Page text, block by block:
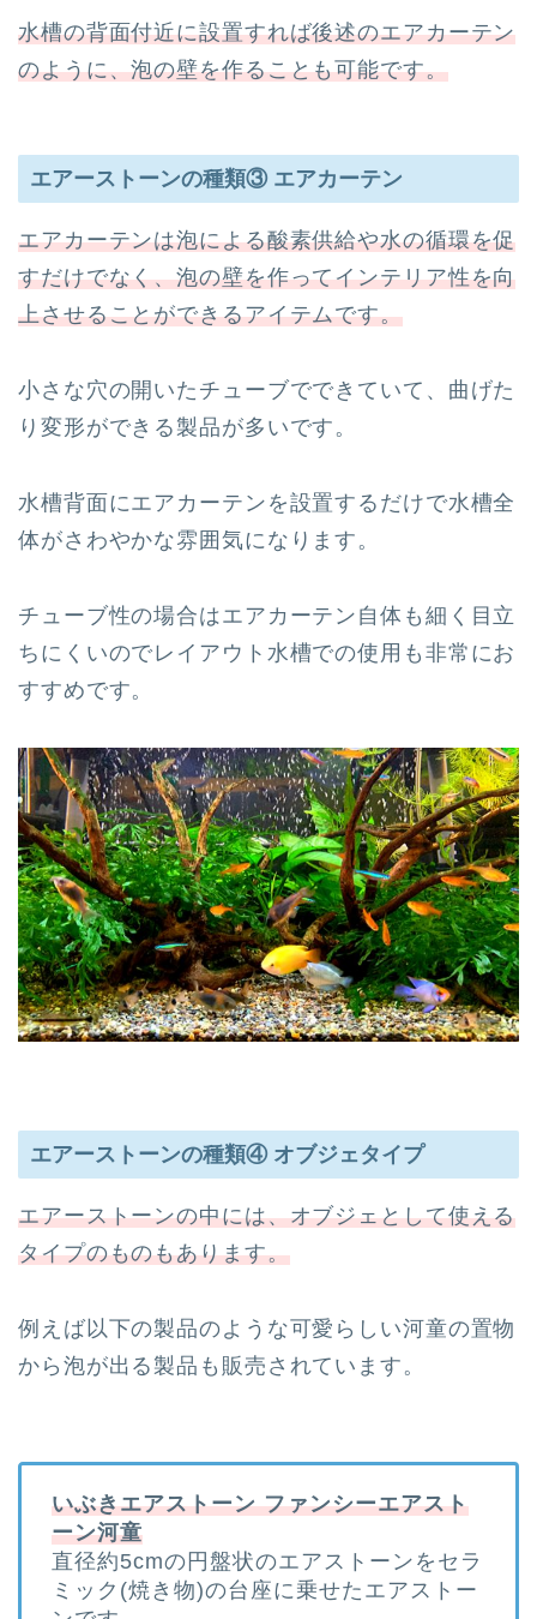
水槽の背面付近に設置すれば後述のエアカーテン
のように、泡の壁を作ることも可能です。
エアーストーンの種類③ エアカーテン
エアカーテンは泡による酸素供給や水の循環を促
すだけでなく、泡の壁を作ってインテリア性を向
上させることができるアイテムです。
小さな穴の開いたチューブでできていて、曲げた
り変形ができる製品が多いです。
水槽背面にエアカーテンを設置するだけで水槽全
体がさわやかな雰囲気になります。
チューブ性の場合はエアカーテン自体も細く目立
ちにくいのでレイアウト水槽での使用も非常にお
すすめです。
エアーストーンの種類④ オブジェタイプ
エアーストーンの中には、オブジェとして使える
タイプのものもあります。
例えば以下の製品のような可愛らしい河童の置物
から泡が出る製品も販売されています。
いぶきエアストーン ファンシーエアスト
ーン河童
直径約5cmの円盤状のエアストーンをセラ
ミック(焼き物)の台座に乗せたエアストー